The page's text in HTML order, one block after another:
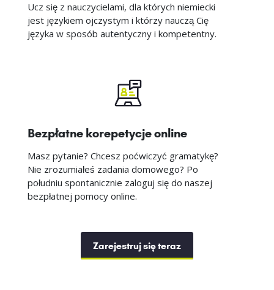
Ucz się z nauczycielami, dla których niemiecki
jest językiem ojczystym i którzy nauczą Cię
języka w sposób autentyczny i kompetentny.
Bezpłatne korepetycje online
Masz pytanie? Chcesz poćwiczyć gramatykę?
Nie zrozumiałeś zadania domowego? Po
południu spontanicznie zaloguj się do naszej
bezpłatnej pomocy online.
Zarejestruj się teraz